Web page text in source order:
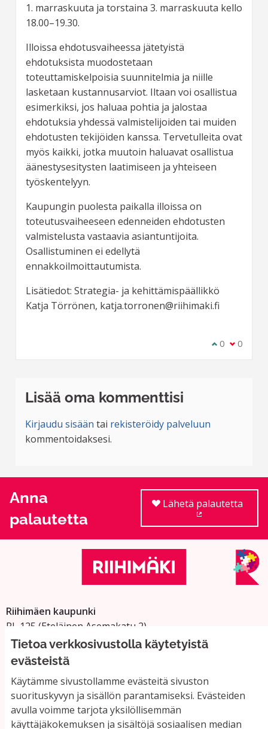
Tietoa verkkosivustolla käytetyistä
evästeistä
Käytämme sivustollamme evästeitä sivuston
suorituskyvyn ja sisällön parantamiseksi. Evästeiden
avulla voimme tarjota yksilöllisemmän
käyttäjäkokemuksen ja sisältöjä sosiaalisen median
1. marraskuuta ja torstaina 3. marraskuuta kello
18.00–19.30.
Illoissa ehdotusvaiheessa jätetyistä
ehdotuksista muodostetaan
toteuttamiskelpoisia suunnitelmia ja niille
lasketaan kustannusarviot. Iltaan voi osallistua
esimerkiksi, jos haluaa pohtia ja jalostaa
ehdotuksia yhdessä valmistelijoiden tai muiden
ehdotusten tekijöiden kanssa. Tervetulleita ovat
myös kaikki, jotka muutoin haluavat osallistua
äänestysesitysten laatimiseen ja yhteiseen
työskentelyyn.
Kaupungin puolesta paikalla illoissa on
toteutusvaiheeseen edenneiden ehdotusten
valmistelusta vastaavia asiantuntijoita.
Osallistuminen ei edellytä
ennakkoilmoittautumista.
Lisätiedot: Strategia- ja kehittämispäällikkö
Katja Törrönen, katja.torronen@riihimaki.fi
Olen samaa
0 Olen eri
0
Lisää oma kommenttisi
Kirjaudu sisään tai rekisteröidy palveluun
kommentoidaksesi.
Anna
palautetta
Lähetä palautetta
Riihimäen kaupunki
PL 125 (Eteläinen Asemakatu 2)
11101 Riihimäki
Vaihde: 019 758 4000
Sähköpostiosoitteet:
etunimi.sukunimi@riihimaki.fi
Yhteystiedot ja usein kysyttyä